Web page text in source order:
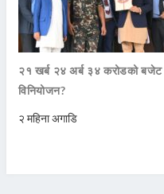
२१ खर्ब २४ अर्ब ३४ करोडको
विनियोजन?
२ महिना अगाडि